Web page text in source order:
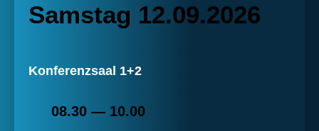
Samstag 12.09.2026
Konferenzsaal 1+2
08.30 — 10.00